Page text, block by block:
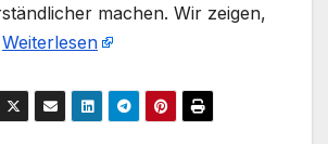
machen. Wir zeigen,
Weiterlesen